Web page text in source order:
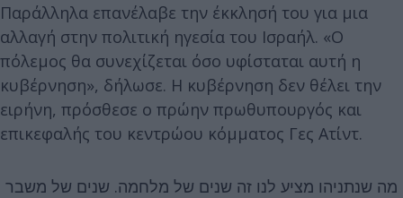
Παράλληλα επανέλαβε την έκκλησή του για μια
αλλαγή στην πολιτική ηγεσία του Ισραήλ. «Ο
πόλεμος θα συνεχίζεται όσο υφίσταται αυτή η
κυβέρνηση», δήλωσε. Η κυβέρνηση δεν θέλει την
ειρήνη, πρόσθεσε ο πρώην πρωθυπουργός και
επικεφαλής του κεντρώου κόμματος Γες Ατίντ.
מה שנתניהו מציע לנו זה שנים של מלחמה. שנים של משבר